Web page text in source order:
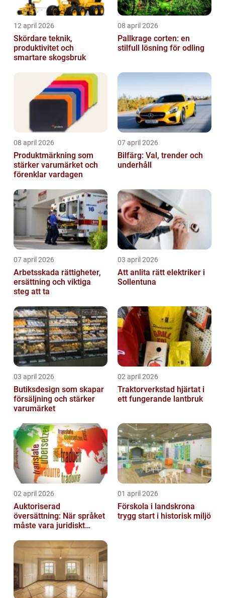
12 april 2026
Skördare teknik,
produktivitet och
smartare skogsbruk
08 april 2026
Pallkrage corten: en
stilfull lösning för odling
08 april 2026
Produktmärkning som
stärker varumärket och
förenklar vardagen
07 april 2026
Bilfärg: Val, trender och
underhåll
07 april 2026
Arbetsskada rättigheter,
ersättning och viktiga
steg att ta
03 april 2026
Att anlita rätt elektriker i
Sollentuna
03 april 2026
Butiksdesign som skapar
försäljning och stärker
varumärket
02 april 2026
Traktorverkstad hjärtat i
ett fungerande lantbruk
02 april 2026
Auktoriserad
översättning: När språket
måste vara juridiskt
01 april 2026
Förskola i landskrona
trygg start i historisk miljö